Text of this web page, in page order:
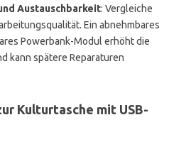
Austauschbarkeit: Vergleiche
Ein abnehmbares
Powerbank-Modul erhöht die
kann spätere Reparaturen
Kulturtasche mit USB-